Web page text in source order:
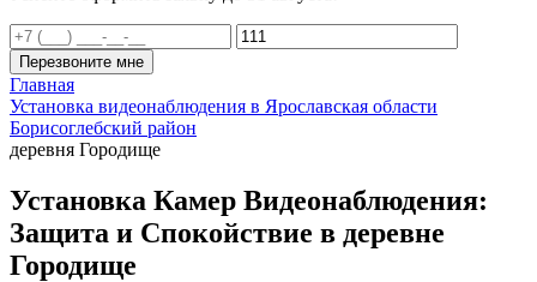
Перезвоните мне
Главная
Установка видеонаблюдения в Ярославская области
Борисоглебский район
деревня Городище
Установка Камер Видеонаблюдения:
Защита и Спокойствие в деревне
Городище